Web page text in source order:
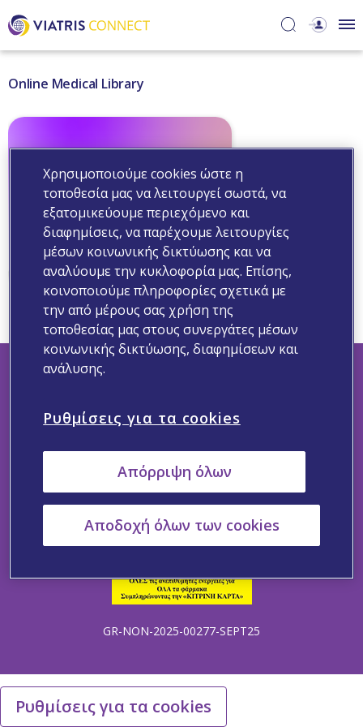
Online Medical Library
On line Medical Library
Ακολουθήστε μας
Επικοινωνήστε μαζί μας
Δήλωση Ιδιωτικότητας
Αναφορά Ανεπιθύμητων Συμβάντων
Ιατρική Ενημέρωση
GR-NON-2025-00277-SEPT25
Ρυθμίσεις για τα cookies
Χρησιμοποιούμε cookies ώστε η
τοποθεσία μας να λειτουργεί σωστά, να
εξατομικεύουμε περιεχόμενο και
διαφημίσεις, να παρέχουμε λειτουργίες
μέσων κοινωνικής δικτύωσης και να
αναλύουμε την κυκλοφορία μας. Επίσης,
κοινοποιούμε πληροφορίες σχετικά με
την από μέρους σας χρήση της
τοποθεσίας μας στους συνεργάτες μέσων
κοινωνικής δικτύωσης, διαφημίσεων και
ανάλυσης.
Ρυθμίσεις για τα cookies
Απόρριψη όλων
Αποδοχή όλων των cookies